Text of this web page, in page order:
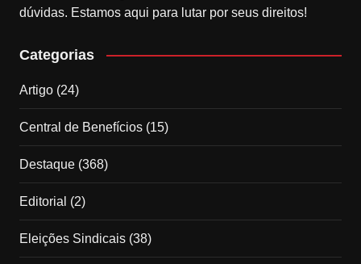
dúvidas. Estamos aqui para lutar por seus direitos!
Categorias
Artigo(24)
Central de Benefícios(15)
Destaque(368)
Editorial (2)
Eleições Sindicais(38)